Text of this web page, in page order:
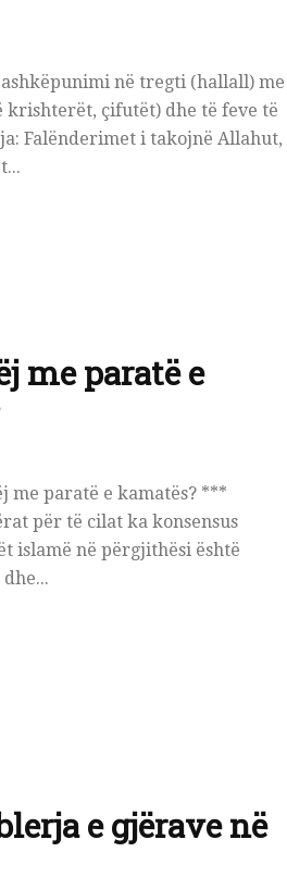
në tregti (hallall) me
çifutët) dhe të feve të
Falënderimet i takojnë Allahut,
me paratë e
me paratë e kamatës? ***
për të cilat ka konsensus
islamë në përgjithësi është
e gjërave në